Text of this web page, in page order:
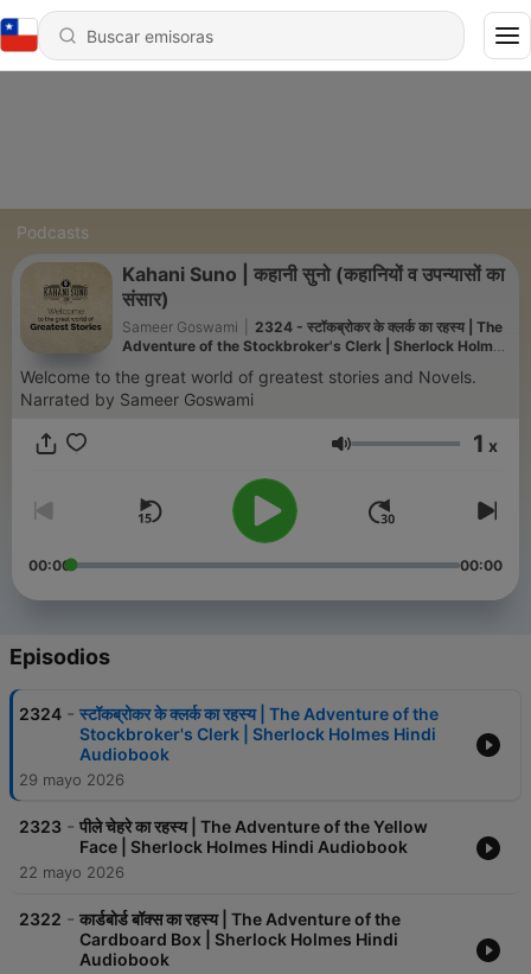
Podcasts
Kahani Suno | कहानी सुनो (कहानियों व उपन्यासों का
संसार)
Sameer Goswami
2324 - स्टॉकब्रोकर के क्लर्क का रहस्य | The
Adventure of the Stockbroker's Clerk | Sherlock Holmes
Welcome to the great world of greatest stories and Novels.
Narrated by Sameer Goswami
Volumen 1 x
00:00 00:00
Episodios
2324 - स्टॉकब्रोकर के क्लर्क का रहस्य | The Adventure of the
Stockbroker's Clerk | Sherlock Holmes Hindi
Audiobook
29 mayo 2026
2323 - पीले चेहरे का रहस्य | The Adventure of the Yellow
Face | Sherlock Holmes Hindi Audiobook
22 mayo 2026
2322 - कार्डबोर्ड बॉक्स का रहस्य | The Adventure of the
Cardboard Box | Sherlock Holmes Hindi
Audiobook